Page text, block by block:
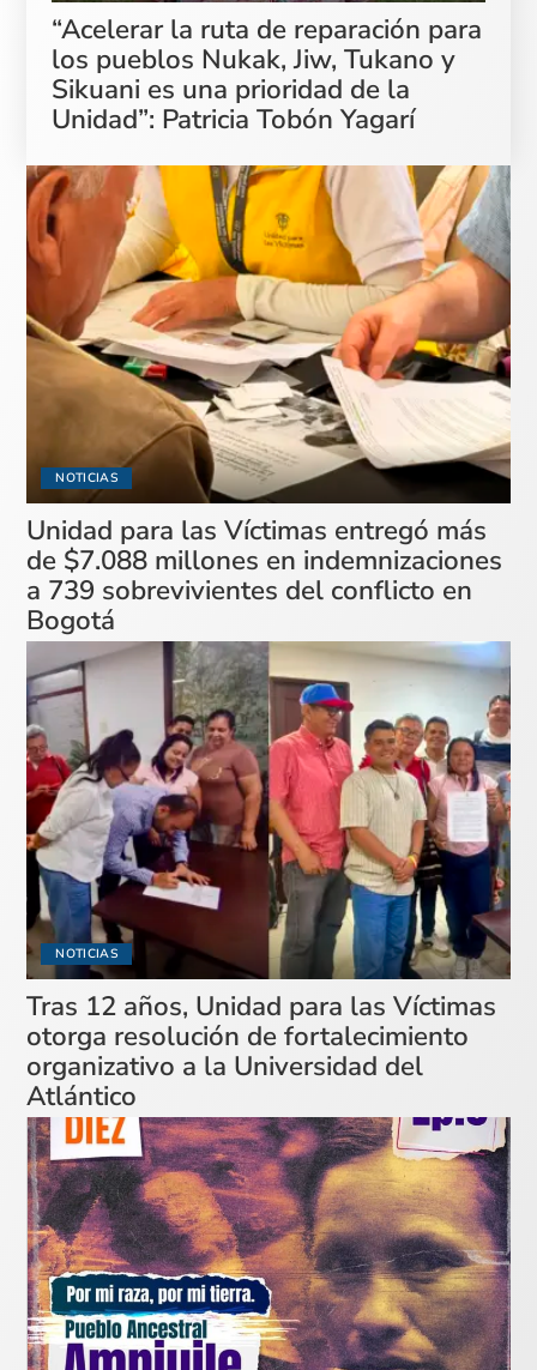
“Acelerar la ruta de reparación para
los pueblos Nukak, Jiw, Tukano y
Sikuani es una prioridad de la
Unidad”: Patricia Tobón Yagarí
NOTICIAS
Unidad para las Víctimas entregó más
de $7.088 millones en indemnizaciones
a 739 sobrevivientes del conflicto en
Bogotá
NOTICIAS
Tras 12 años, Unidad para las Víctimas
otorga resolución de fortalecimiento
organizativo a la Universidad del
Atlántico